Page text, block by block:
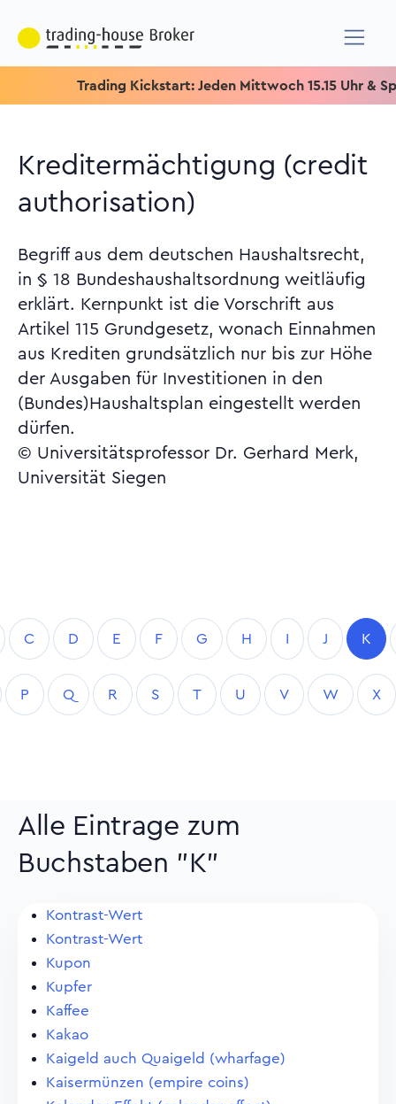
Trading Kickstart: Jeden Mittwoch 15.15 Uhr &
Kreditermächtigung (credit
authorisation)
Begriff aus dem deutschen Haushaltsrecht,
in § 18 Bundeshaushaltsordnung weitläufig
erklärt. Kernpunkt ist die Vorschrift aus
Artikel 115 Grundgesetz, wonach Einnahmen
aus Krediten grundsätzlich nur bis zur Höhe
der Ausgaben für Investitionen in den
(Bundes)Haushaltsplan eingestellt werden
dürfen.
© Universitätsprofessor Dr. Gerhard Merk,
Universität Siegen
C D E F G H I J K
P Q R S T U V W X
Alle Eintrage zum
Buchstaben "K"
Kontrast-Wert
Kontrast-Wert
Kupon
Kupfer
Kaffee
Kakao
Kaigeld auch Quaigeld (wharfage)
Kaisermünzen (empire coins)